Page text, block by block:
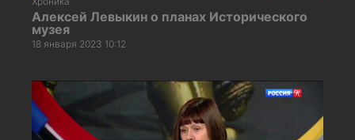
Алексей Левыкин о планах Исторического
музея
18 января 2023 10:12